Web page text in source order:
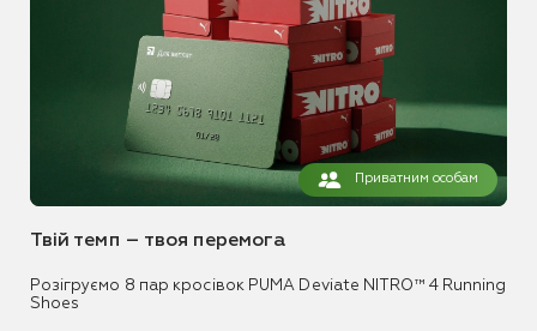
Приватним особам
Твій темп – твоя перемога
Розігруємо 8 пар кросівок PUMA Deviate NITRO™ 4 Running
Shoes